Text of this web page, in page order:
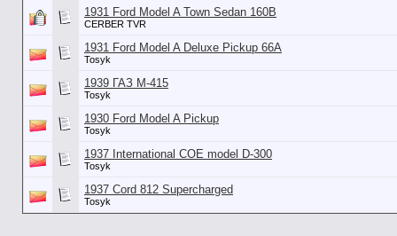
1931 Ford Model A Town Sedan 160B
CERBER TVR
1931 Ford Model A Deluxe Pickup 66A
Tosyk
1939 ГАЗ М-415
Tosyk
1930 Ford Model A Pickup
Tosyk
1937 International COE model D-300
Tosyk
1937 Cord 812 Supercharged
Tosyk